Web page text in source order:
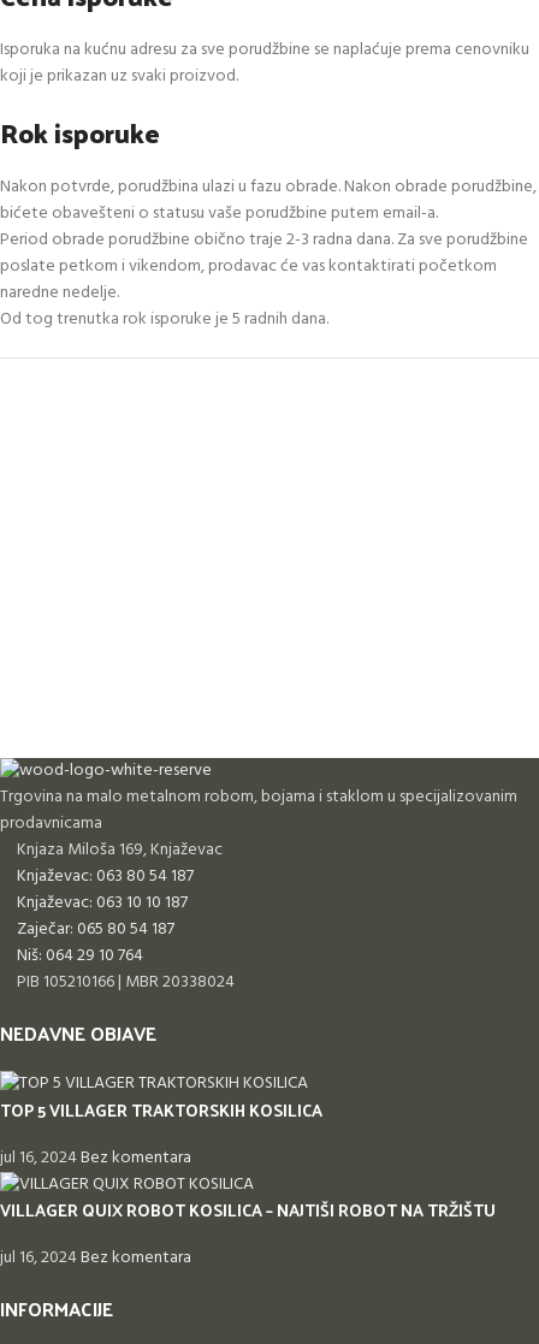
Isporuka na kućnu adresu za sve porudžbine se naplaćuje prema cenovniku
koji je prikazan uz svaki proizvod.
Rok isporuke
Nakon potvrde, porudžbina ulazi u fazu obrade. Nakon obrade porudžbine,
bićete obavešteni o statusu vaše porudžbine putem email-a.
Period obrade porudžbine obično traje 2-3 radna dana. Za sve porudžbine
poslate petkom i vikendom, prodavac će vas kontaktirati početkom
naredne nedelje.
Od tog trenutka rok isporuke je 5 radnih dana.
Trgovina na malo metalnom robom, bojama i staklom u specijalizovanim
prodavnicama
Knjaza Miloša 169, Knjaževac
Knjaževac: 063 80 54 187
Knjaževac: 063 10 10 187
Zaječar: 065 80 54 187
Niš: 064 29 10 764
PIB 105210166 | MBR 20338024
NEDAVNE OBJAVE
TOP 5 VILLAGER TRAKTORSKIH KOSILICA
jul 16, 2024Bez komentara
VILLAGER QUIX ROBOT KOSILICA – NAJTIŠI ROBOT NA TRŽIŠTU
jul 16, 2024Bez komentara
INFORMACIJE